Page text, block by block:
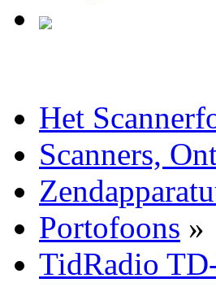
Het
Scanners,
Portofoons »
TidRadio